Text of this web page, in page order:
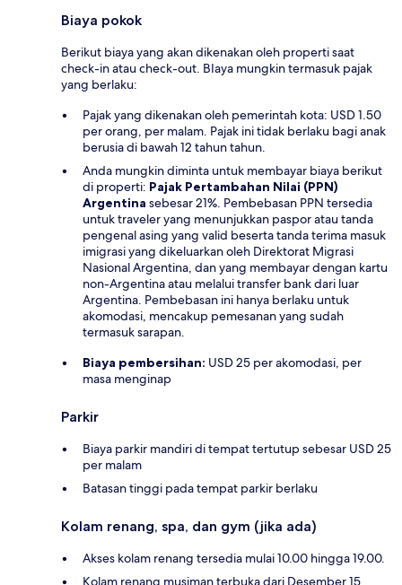
Biaya pokok
Berikut biaya yang akan dikenakan oleh properti saat
check-in atau check-out. BIaya mungkin termasuk pajak
yang berlaku:
Pajak yang dikenakan oleh pemerintah kota: USD 1.50
per orang, per malam. Pajak ini tidak berlaku bagi anak
berusia di bawah 12 tahun tahun.
Anda mungkin diminta untuk membayar biaya berikut
di properti: Pajak Pertambahan Nilai (PPN)
Argentina sebesar 21%. Pembebasan PPN tersedia
untuk traveler yang menunjukkan paspor atau tanda
pengenal asing yang valid beserta tanda terima masuk
imigrasi yang dikeluarkan oleh Direktorat Migrasi
Nasional Argentina, dan yang membayar dengan kartu
non-Argentina atau melalui transfer bank dari luar
Argentina. Pembebasan ini hanya berlaku untuk
akomodasi, mencakup pemesanan yang sudah
termasuk sarapan.
Biaya pembersihan: USD 25 per akomodasi, per
masa menginap
Parkir
Biaya parkir mandiri di tempat tertutup sebesar USD 25
per malam
Batasan tinggi pada tempat parkir berlaku
Kolam renang, spa, dan gym (jika ada)
Akses kolam renang tersedia mulai 10.00 hingga 19.00.
Kolam renang musiman terbuka dari Desember 15